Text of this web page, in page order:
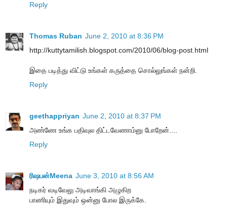
Reply
Thomas Ruban June 2, 2010 at 8:36 PM
http://kuttytamilish.blogspot.com/2010/06/blog-post.html
இதை படித்து விட்டு உங்கள் கருத்தை சொல்லுங்கள் நன்றி.
Reply
geethappriyan June 2, 2010 at 8:37 PM
அண்ணே உங்க பதிவுல திட்டவேணாம்னு போறேன்....
Reply
ரிஷபன்Meena June 3, 2010 at 8:56 AM
நடிகர் வடிவேலு அடிவாங்கி அழுகிற
பாணியும் இதுவும் ஒன்னு போல இருக்கே.